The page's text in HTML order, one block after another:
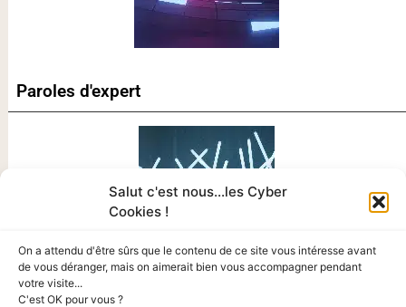
Salut c'est nous...les Cyber
Cookies !
On a attendu d'être sûrs que le contenu de ce site vous intéresse avant
de vous déranger, mais on aimerait bien vous accompagner pendant
votre visite...
C'est OK pour vous ?
Paroles d'expert